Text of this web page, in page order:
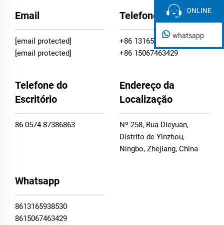
Email
[email protected]
[email protected]
Telefone Celular
+86 13165938530
+86 15067463429
Telefone do
Escritório
86 0574 87386863
Endereço da
Localização
Nº 258, Rua Dieyuan,
Distrito de Yinzhou,
Ningbo, Zhejiang, China
Whatsapp
8613165938530
8615067463429
ONLINE
ONLINE
whatsapp